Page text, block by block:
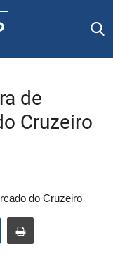
de
Cruzeiro
do Cruzeiro